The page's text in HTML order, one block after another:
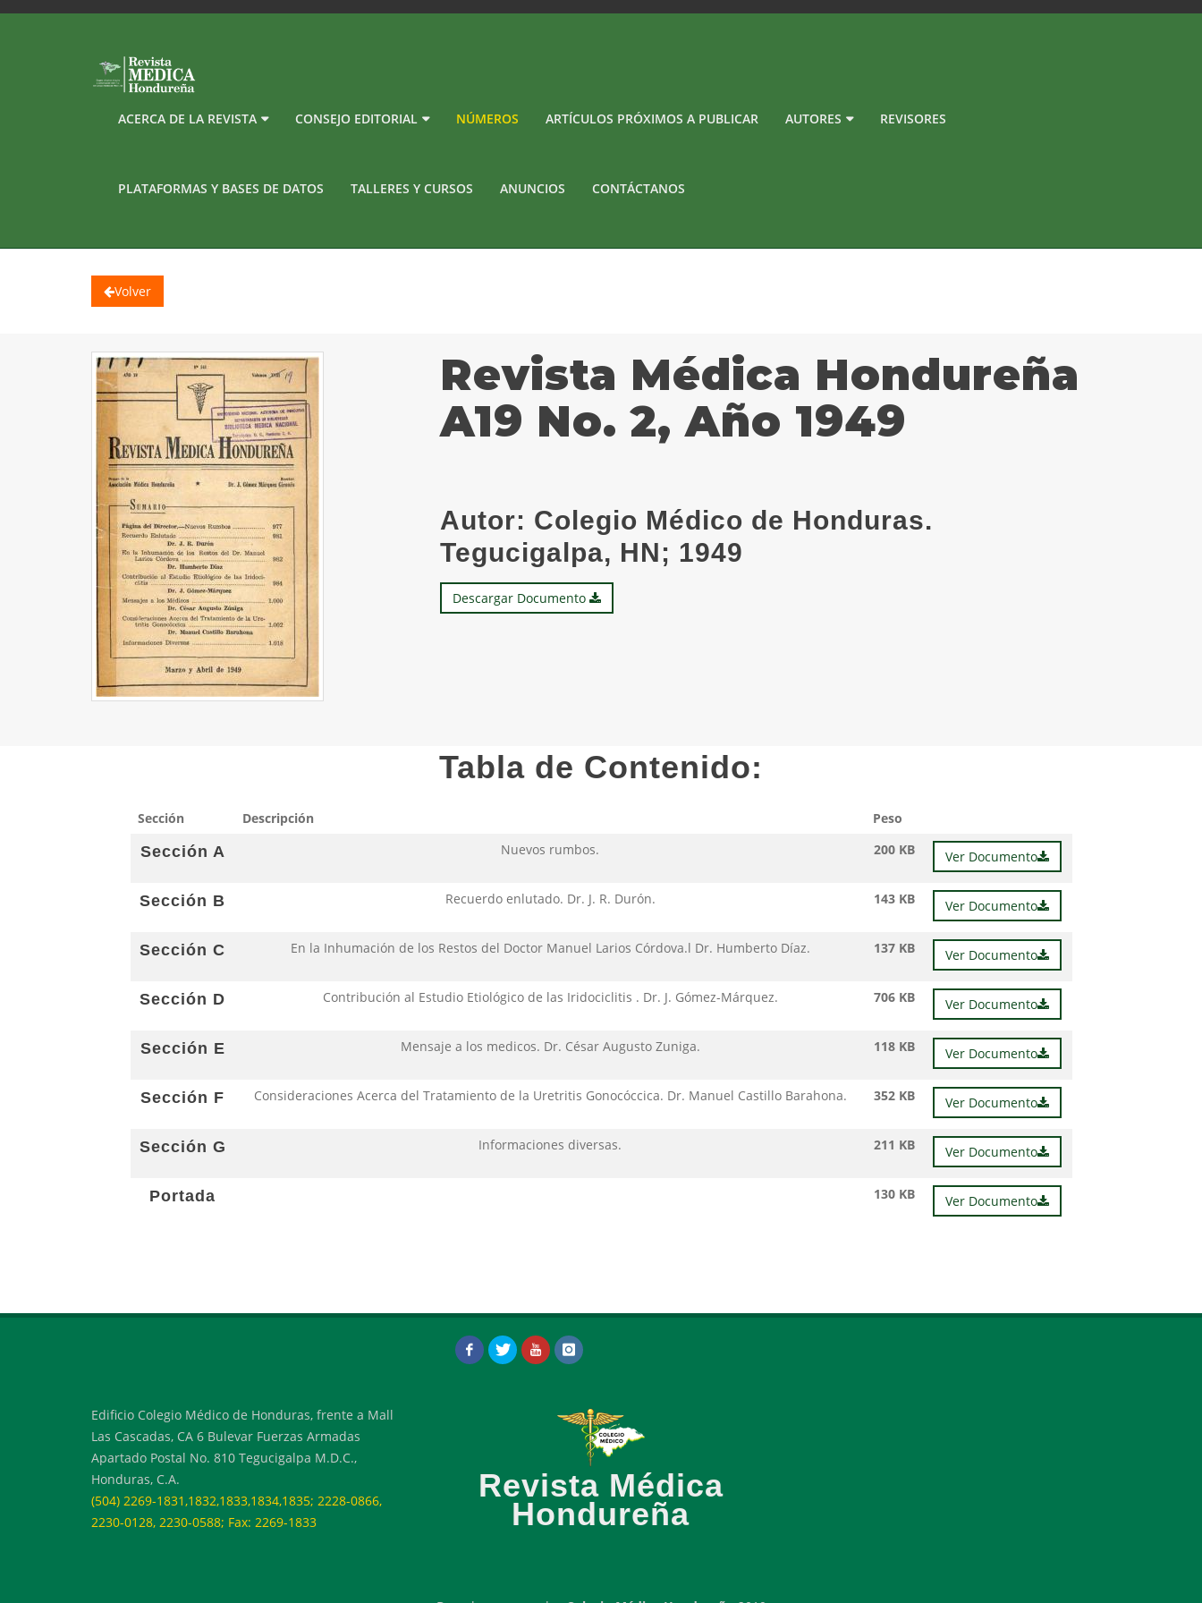
ACERCA DE LA REVISTA CONSEJO EDITORIAL NÚMEROS ARTÍCULOS PRÓXIMOS A PUBLICAR AUTORES REVISORES
PLATAFORMAS Y BASES DE DATOS TALLERES Y CURSOS ANUNCIOS CONTÁCTANOS
Volver
Revista Médica Hondureña
A19 No. 2, Año 1949
Autor: Colegio Médico de Honduras.
Tegucigalpa, HN; 1949
Descargar Documento
Tabla de Contenido:
Sección Descripción Peso
Sección A Nuevos rumbos. 200 KB Ver Documento
Sección B Recuerdo enlutado. Dr. J. R. Durón. 143 KB Ver Documento
Sección C En la Inhumación de los Restos del Doctor Manuel Larios Córdova.l Dr. Humberto Díaz. 137 KB Ver Documento
Sección D Contribución al Estudio Etiológico de las Iridociclitis . Dr. J. Gómez-Márquez. 706 KB Ver Documento
Sección E Mensaje a los medicos. Dr. César Augusto Zuniga. 118 KB Ver Documento
Sección F Consideraciones Acerca del Tratamiento de la Uretritis Gonocóccica. Dr. Manuel Castillo Barahona. 352 KB Ver Documento
Sección G Informaciones diversas. 211 KB Ver Documento
Portada 130 KB Ver Documento
Edificio Colegio Médico de Honduras, frente a Mall
Las Cascadas, CA 6 Bulevar Fuerzas Armadas
Apartado Postal No. 810 Tegucigalpa M.D.C.,
Honduras, C.A.
(504) 2269-1831,1832,1833,1834,1835; 2228-0866,
2230-0128, 2230-0588; Fax: 2269-1833
Revista Médica
Hondureña